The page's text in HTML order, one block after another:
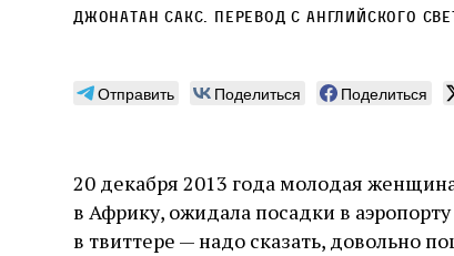
Джонатан Сакс . Перевод с английского
Отправить Поделиться Поделиться
20 декабря 2013 года молодая
в Африку, ожидала посадки в
в твиттере — надо сказать, довольно